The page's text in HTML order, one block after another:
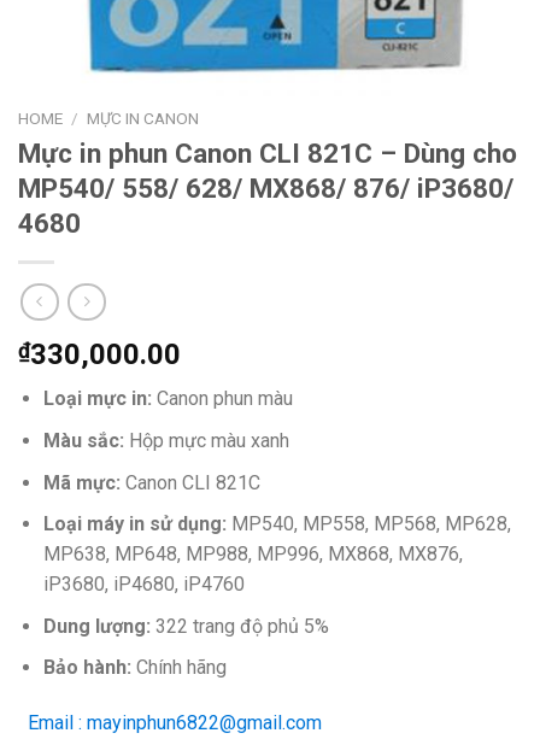
HOME / MỰC IN CANON
Mực in phun Canon CLI 821C – Dùng cho
MP540/ 558/ 628/ MX868/ 876/ iP3680/
4680
₫330,000.00
Loại mực in: Canon phun màu
Màu sắc: Hộp mực màu xanh
Mã mực: Canon CLI 821C
Loại máy in sử dụng: MP540, MP558, MP568, MP628,
MP638, MP648, MP988, MP996, MX868, MX876,
iP3680, iP4680, iP4760
Dung lượng: 322 trang độ phủ 5%
Bảo hành: Chính hãng
Email : mayinphun6822@gmail.com